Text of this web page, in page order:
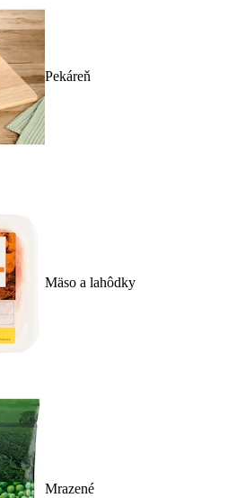
Pekáreň
Mäso a lahôdky
Mrazené